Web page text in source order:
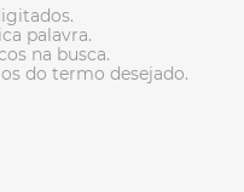
palavra.
na busca.
do termo desejado.